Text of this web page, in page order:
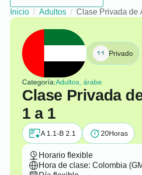
Inicio
Adultos Clase Privada de
Privado
Categoría:Adultos, árabe
Clase Privada
1 a 1
A 1.1-B 2.1 20Horas
Horario flexible
Hora de clase: Colombia